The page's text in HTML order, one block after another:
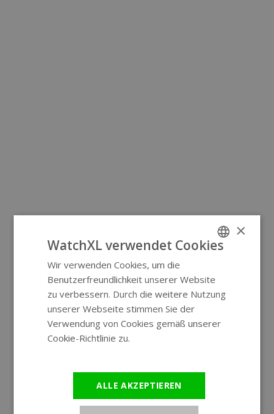
GERMAN
×
WatchXL verwendet Cookies
Wir verwenden Cookies, um die
Benutzerfreundlichkeit unserer Website
zu verbessern. Durch die weitere Nutzung
unserer Webseite stimmen Sie der
Verwendung von Cookies gemäß unserer
Cookie-Richtlinie zu.
ALLE AKZEPTIEREN